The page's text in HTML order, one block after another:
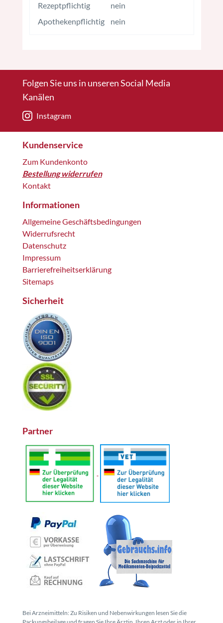
Rezeptpflichtig
nein
Apothekenpflichtig
nein
Folgen Sie uns in unseren Social Media
Kanälen
Instagram
Kundenservice
Zum Kundenkonto
Bestellung widerrufen
Kontakt
Informationen
Allgemeine Geschäftsbedingungen
Widerrufsrecht
Datenschutz
Impressum
Barrierefreiheitserklärung
Sitemaps
Sicherheit
Partner
Bei Arzneimitteln: Zu Risiken und Nebenwirkungen lesen Sie die